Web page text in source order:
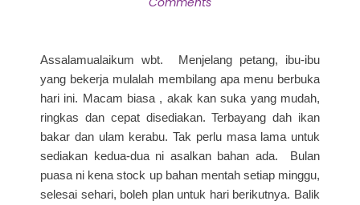
Assalamualaikum wbt. Menjelang petang, ibu-ibu
yang bekerja mulalah membilang apa menu berbuka
hari ini. Macam biasa , akak kan suka yang mudah,
ringkas dan cepat disediakan. Terbayang dah ikan
bakar dan ulam kerabu. Tak perlu masa lama untuk
sediakan kedua-dua ni asalkan bahan ada. Bulan
puasa ni kena stock up bahan mentah setiap minggu,
selesai sehari, boleh plan untuk hari berikutnya. Balik